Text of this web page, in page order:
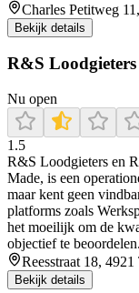
Charles Petitweg
Bekijk details
R&S
Nu open
1.5
R&S Loodgieters en
Made, is een
maar kent geen
platforms zoals
het moeilijk om de
objectief te beoordelen.
Reesstraat 18,
Bekijk details